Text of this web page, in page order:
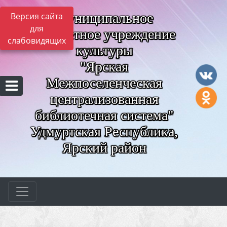
Версия сайта
для
слабовидящих
Муниципальное
бюджетное учреждение
культуры
"Ярская
Межпоселенческая
централизованная
библиотечная система"
Удмуртская Республика,
Ярский район